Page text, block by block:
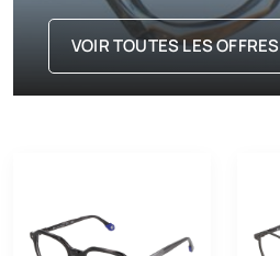
VOIR TOUTES LES OFFRES